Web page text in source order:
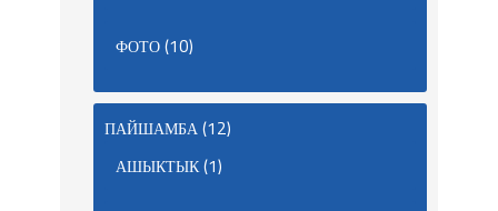
ФОТО(10)
ПАЙШАМБА(12)
АШЫКТЫК(1)